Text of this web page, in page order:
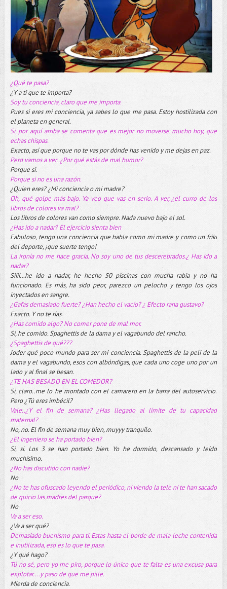
¿Qué te pasa?
¿Y a ti que te importa?
Soy tu conciencia, claro que me importa.
Pues si eres mi conciencia, ya sabes lo que me pasa. Estoy hostilizada con
el planeta en general.
Si, por aquí arriba se comenta que es mejor no moverse mucho hoy, que
echas chispas.
Exacto, así que porque no te vas por dónde has venido y me dejas en paz.
Pero vamos a ver..¿Por qué estás de mal humor?
Porque si.
Porque si no es una razón.
¿Quien eres? ¿Mi conciencia o mi madre?
Oh, qué golpe más bajo. Ya veo que vas en serio. A ver, ¿el curro de los
libros de colores va mal?
Los libros de colores van como siempre. Nada nuevo bajo el sol.
¿Has ido a nadar? El ejercicio sienta bien
Fabuloso, tengo una conciencia que habla como mi madre y como un friki
del deporte, ¡que suerte tengo!
La ironía no me hace gracia. No soy uno de tus descerebrados.¿ Has ido a
nadar?
Siiii…he ido a nadar, he hecho 50 piscinas con mucha rabia y no ha
funcionado. Es más, ha sido peor, parezco un pelocho y tengo los ojos
inyectados en sangre.
¿Gafas demasiado fuerte? ¿Han hecho el vacío? ¿ Efecto rana gustavo?
Exacto. Y no te rías.
¿Has comido algo? No comer pone de mal mor.
Si, he comido. Spaghettis de la dama y el vagabundo del rancho.
¿Spaghettis de qué???
Joder qué poco mundo para ser mi conciencia. Spaghettis de la peli de la
dama y el vagabundo, esos con albóndigas, que cada uno coge uno por un
lado y al final se besan.
¿TE HAS BESADO EN EL COMEDOR?
Si, claro..me lo he montado con el camarero en la barra del autoservicio.
Pero ¿Tú eres imbécil?
Vale..¿Y el fin de semana? ¿Has llegado al límite de tu capacidad
maternal?
No, no. El fin de semana muy bien, muyyy tranquilo.
¿El ingeniero se ha portado bien?
Si, si. Los 3 se han portado bien. Yo he dormido, descansado y leído
muchísimo.
¿No has discutido con nadie?
No
¿No te has ofuscado leyendo el periódico, ni viendo la tele ni te han sacado
de quicio las madres del parque?
No
Va a ser eso.
¿Va a ser qué?
Demasiado buenísmo para ti. Estas hasta el borde de mala leche contenida
e inutilizada, eso es lo que te pasa.
¿Y qué hago?
Tú no sé, pero yo me piro, porque lo único que te falta es una excusa para
explotar….y paso de que me pille.
Mierda de conciencia.